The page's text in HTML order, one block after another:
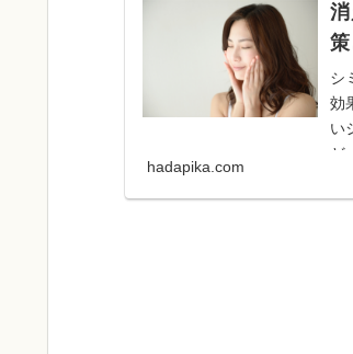
策
シ
効
い
ど
hadapika.com